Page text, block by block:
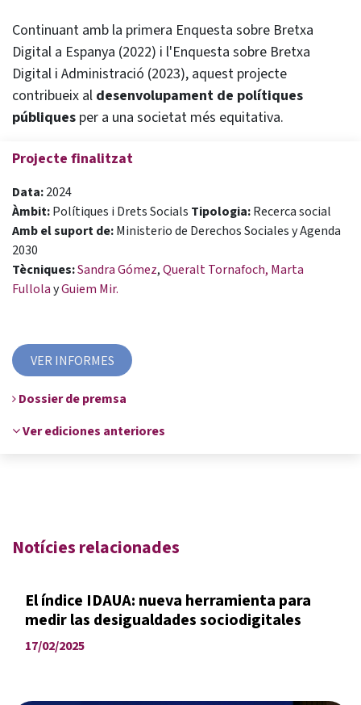
Continuant amb la primera Enquesta sobre Bretxa
Digital a Espanya (2022) i l'Enquesta sobre Bretxa
Digital i Administració (2023), aquest projecte
contribueix al desenvolupament de polítiques
públiques per a una societat més equitativa.
Projecte finalitzat
Data:2024
Àmbit:Polítiques i Drets Socials Tipologia:Recerca social
Amb el suport de:Ministerio de Derechos Sociales y Agenda
2030
Tècniques:Sandra Gómez,Queralt Tornafoch, Marta
FullolayGuiem Mir.
VER INFORMES
Dossier de premsa
Ver ediciones anteriores
Notícies relacionades
El índice IDAUA: nueva herramienta para
medir las desigualdades sociodigitales
17/02/2025